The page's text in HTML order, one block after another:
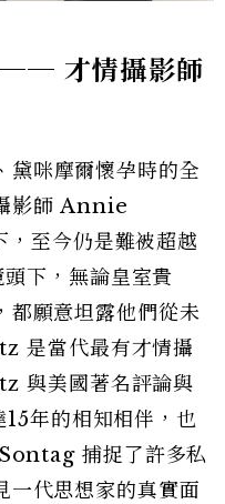
才情攝影師
黛咪摩爾懷孕時的全
影師 Annie
至今仍是難被超越
下，無論皇室貴
都願意坦露他們從未
是當代最有才情攝
與美國著名評論與
年的相知相伴，也
捕捉了許多私
一代思想家的真實面